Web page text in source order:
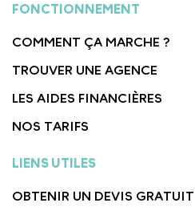
FONCTIONNEMENT
COMMENT ÇA MARCHE ?
TROUVER UNE AGENCE
LES AIDES FINANCIÈRES
NOS TARIFS
LIENS UTILES
OBTENIR UN DEVIS GRATUIT